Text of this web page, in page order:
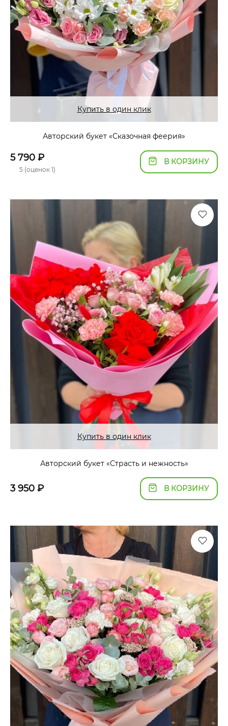
Купить в один клик
Авторский букет «Сказочная феерия»
5 790 ₽
5 (оценок 1)
В КОРЗИНУ
Купить в один клик
Авторский букет «Страсть и нежность»
3 950 ₽ В КОРЗИНУ